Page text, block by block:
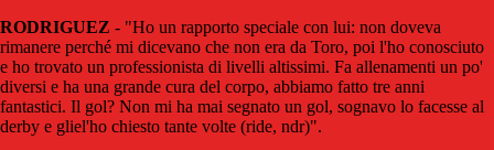
RODRIGUEZ - "Ho un rapporto speciale con lui: non doveva
rimanere perché mi dicevano che non era da Toro, poi l'ho conosciuto
e ho trovato un professionista di livelli altissimi. Fa allenamenti un po'
diversi e ha una grande cura del corpo, abbiamo fatto tre anni
fantastici. Il gol? Non mi ha mai segnato un gol, sognavo lo facesse al
derby e gliel'ho chiesto tante volte (ride, ndr)".